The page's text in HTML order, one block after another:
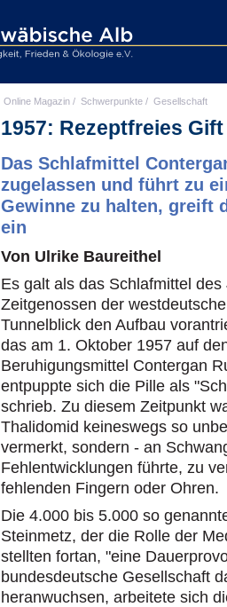
Online Magazin / Schwerpunkte / Gesellschaft
1957: Rezeptfreies Gift
Das Schlafmittel
zugelassen und führt zu
Gewinne zu halten, greift
ein
Von Ulrike Baureithel
Es galt als das Schlafmittel
Zeitgenossen der
Tunnelblick den Aufbau
das am 1. Oktober 1957 auf
Beruhigungsmittel Contergan
entpuppte sich die Pille als
schrieb. Zu diesem Zeitpunkt
Thalidomid keineswegs so
vermerkt, sondern - an
Fehlentwicklungen führte, zu
fehlenden Fingern oder Ohren.
Die 4.000 bis 5.000 so
Steinmetz, der die Rolle der
stellten fortan, "eine
bundesdeutsche Gesellschaft
heranwuchsen, arbeitete sich